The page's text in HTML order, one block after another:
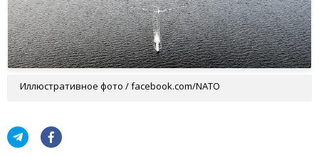
Иллюстративное фото / facebook.com/NATO